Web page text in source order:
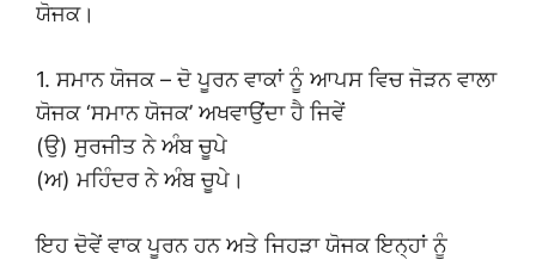
ਯੋਜਕ।
1. ਸਮਾਨ ਯੋਜਕ – ਦੋ ਪੂਰਨ ਵਾਕਾਂ ਨੂੰ ਆਪਸ ਵਿਚ ਜੋੜਨ ਵਾਲਾ
ਯੋਜਕ ‘ਸਮਾਨ ਯੋਜਕ’ ਅਖਵਾਉਂਦਾ ਹੈ ਜਿਵੇਂ
(ਉ) ਸੁਰਜੀਤ ਨੇ ਅੰਬ ਚੂਪੇ
(ਅ) ਮਹਿੰਦਰ ਨੇ ਅੰਬ ਚੂਪੇ।
ਇਹ ਦੋਵੇਂ ਵਾਕ ਪੂਰਨ ਹਨ ਅਤੇ ਜਿਹੜਾ ਯੋਜਕ ਇਨ੍ਹਾਂ ਨੂੰ